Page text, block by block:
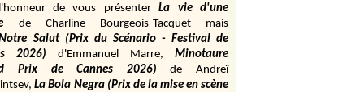
de vous présenter
La vie d'une
de Charline Bourgeois-Tacquet
mais
Salut (Prix du Scénario - Festival de
2026)
d'Emmanuel Marre,
Minotaure
Prix de Cannes 2026)
de Andreï
La Bola Negra (Prix de la mise en scène